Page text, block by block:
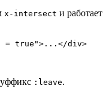
x-intersect и работает
= true ">...</div>
:leave.